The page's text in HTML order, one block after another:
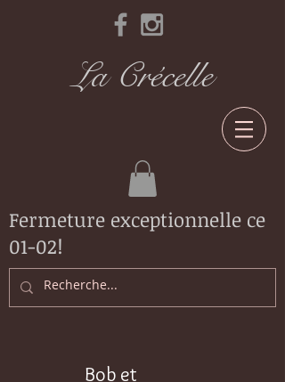
La Crécelle
Fermeture exceptionnelle ce
01-02!
Bob et